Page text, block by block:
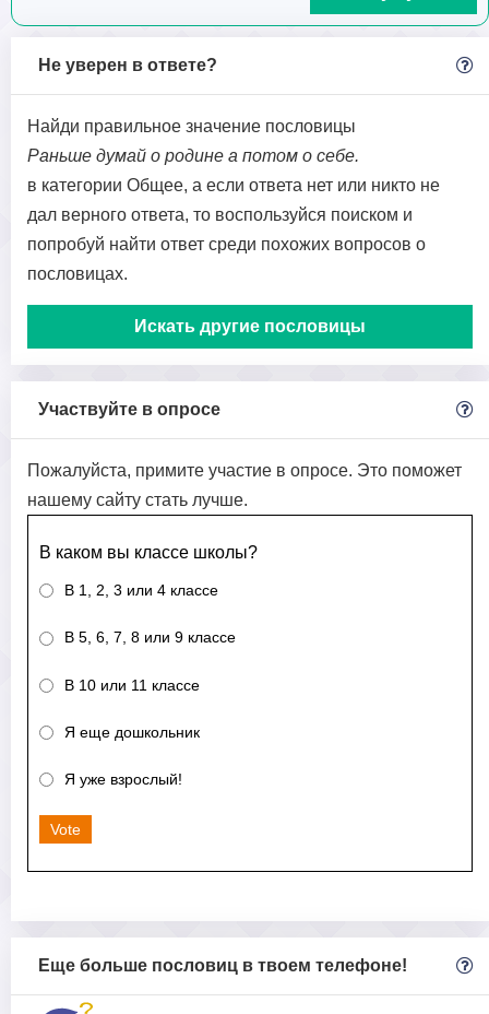
Не уверен в ответе?
Найди правильное значение пословицы
Раньше думай о родине а потом о себе.
в категории Общее, а если ответа нет или никто не
дал верного ответа, то воспользуйся поиском и
попробуй найти ответ среди похожих вопросов о
пословицах.
Искать другие пословицы
Участвуйте в опросе
Пожалуйста, примите участие в опросе. Это поможет
нашему сайту стать лучше.
В каком вы классе школы?
В 1, 2, 3 или 4 классе
В 5, 6, 7, 8 или 9 классе
В 10 или 11 классе
Я еще дошкольник
Я уже взрослый!
Vote
Еще больше пословиц в твоем телефоне!